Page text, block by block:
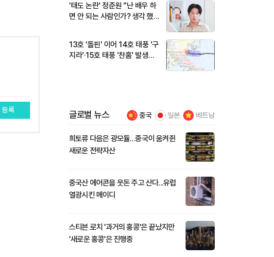
등록
'태도 논란' 정준원 "난 배우 하
면 안 되는 사람인가? 생각 했
13호 '돌핀' 이어 14호 태풍 '구
지라'·15호 태풍 '찬홈' 발생…
글로벌 뉴스 중국 일본 베트남
희토류 다음은 광모듈…중국이 움켜쥔
새로운 전략자산
중국산 에어콘을 웃돈 주고 산다...유럽
열광시킨 메이디
스티븐 로치 '과거의 홍콩'은 끝났지만
'새로운 홍콩'은 진행중